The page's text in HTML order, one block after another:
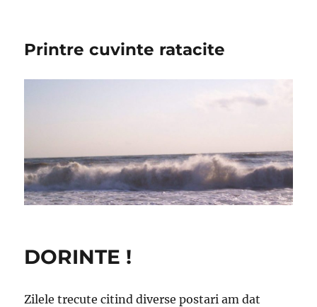
Printre cuvinte ratacite
DORINTE !
Zilele trecute citind diverse postari am dat